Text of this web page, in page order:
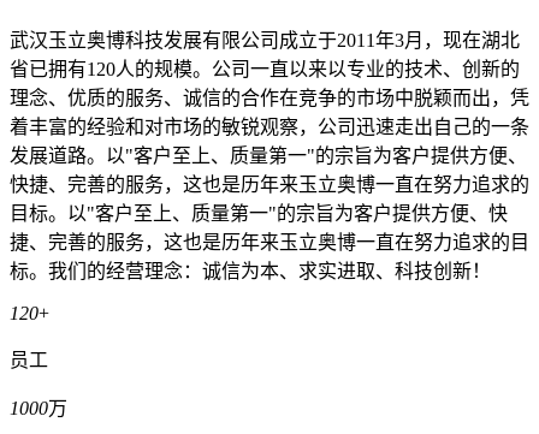
武汉玉立奥博科技发展有限公司成立于2011年3月，现在湖北
省已拥有120人的规模。公司一直以来以专业的技术、创新的
理念、优质的服务、诚信的合作在竞争的市场中脱颖而出，凭
着丰富的经验和对市场的敏锐观察，公司迅速走出自己的一条
发展道路。以"客户至上、质量第一"的宗旨为客户提供方便、
快捷、完善的服务，这也是历年来玉立奥博一直在努力追求的
目标。以"客户至上、质量第一"的宗旨为客户提供方便、快
捷、完善的服务，这也是历年来玉立奥博一直在努力追求的目
标。我们的经营理念：诚信为本、求实进取、科技创新！
120+
员工
1000万